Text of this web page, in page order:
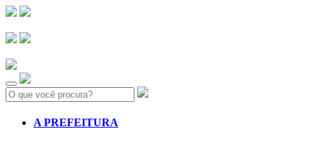
Search:
A PREFEITURA